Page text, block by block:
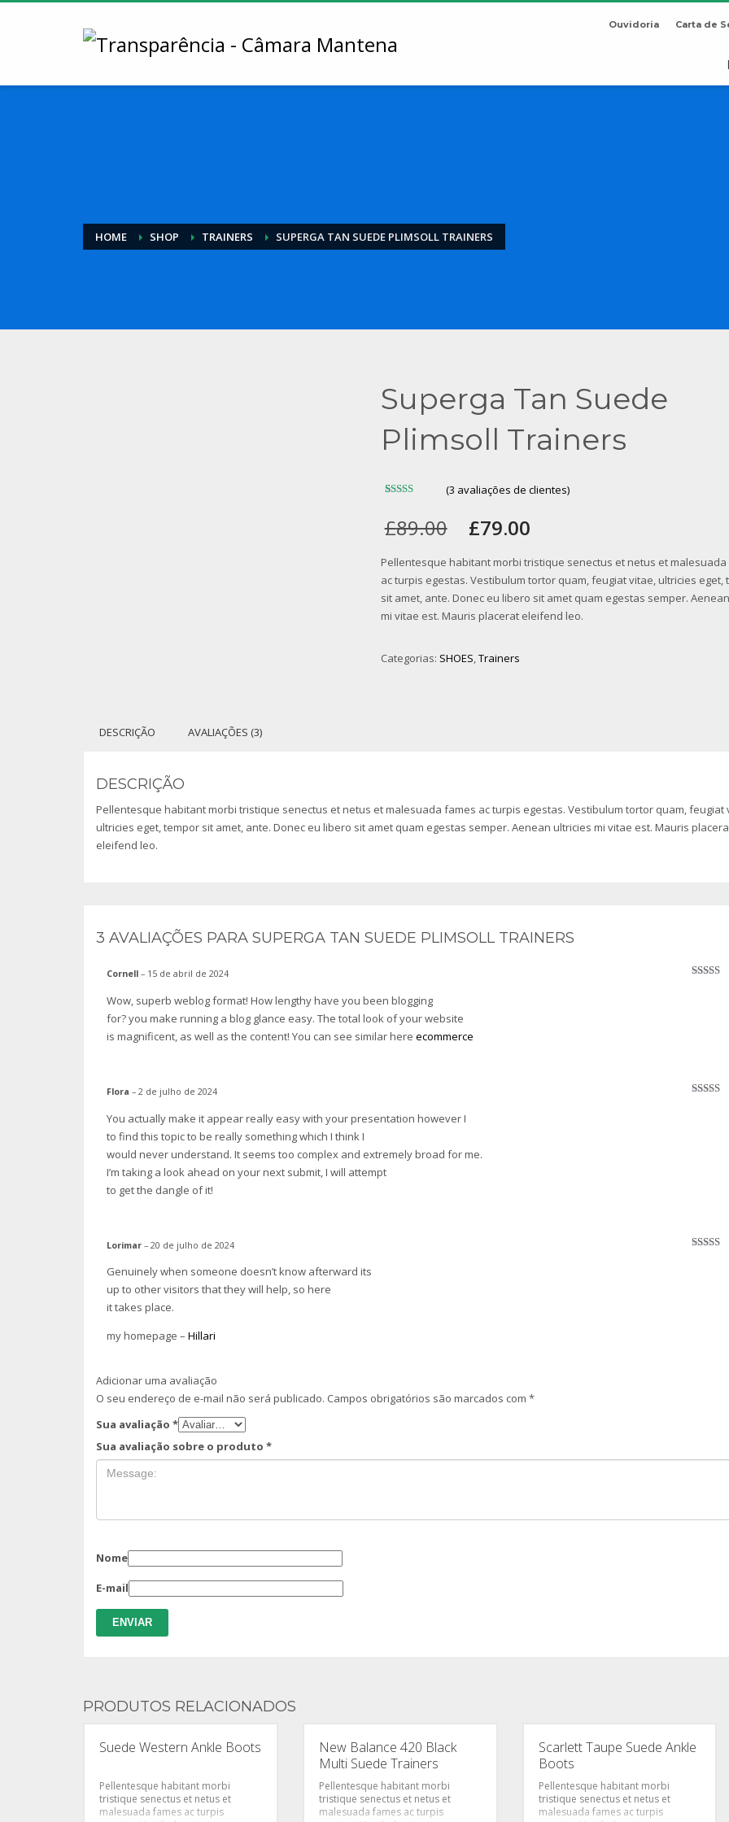
Ouvidoria Carta de
HOME SHOP TRAINERS SUPERGA TAN SUEDE PLIMSOLL TRAINERS
Superga Tan Suede
Plimsoll Trainers
4.00de 5,
com
em
avaliações
de
clientes
(3 avaliações de clientes)
£89.00 O
original
era:
£89.00.
£79.00
atual
é:
£79.00.
Pellentesque habitant morbi tristique senectus et netus et
ac turpis egestas. Vestibulum tortor quam, feugiat vitae, ultricies eget,
sit amet, ante. Donec eu libero sit amet quam egestas semper.
mi vitae est. Mauris placerat eleifend leo.
Categorias: SHOES,Trainers
DESCRIÇÃO AVALIAÇÕES (3)
DESCRIÇÃO
Pellentesque habitant morbi tristique senectus et netus et malesuada fames ac turpis egestas. Vestibulum tortor quam, feugiat
ultricies eget, tempor sit amet, ante. Donec eu libero sit amet quam egestas semper. Aenean ultricies mi vitae est. Mauris
eleifend leo.
3 AVALIAÇÕES PARA SUPERGA TAN SUEDE PLIMSOLL TRAINERS
Cornell – 15 de abril de 2024
Wow, superb weblog format! How lengthy have you been blogging
for? you make running a blog glance easy. The total look of your website
is magnificent, as well as the content! You can see similar here ecommerce
Flora – 2 de julho de 2024
You actually make it appear really easy with your presentation however I
to find this topic to be really something which I think I
would never understand. It seems too complex and extremely broad for me.
I’m taking a look ahead on your next submit, I will attempt
to get the dangle of it!
Lorimar – 20 de julho de 2024
Genuinely when someone doesn’t know afterward its
up to other visitors that they will help, so here
it takes place.
my homepage – Hillari
Adicionar uma avaliação
O seu endereço de e-mail não será publicado. Campos obrigatórios são marcados com *
Sua avaliação *
Sua avaliação sobre o produto *
Nome
E-mail
PRODUTOS RELACIONADOS
Suede Western Ankle Boots
Pellentesque habitant morbi
tristique senectus et netus et
malesuada fames ac turpis
New Balance 420 Black
Multi Suede Trainers
Pellentesque habitant morbi
tristique senectus et netus et
malesuada fames ac turpis
Scarlett Taupe Suede Ankle
Boots
Pellentesque habitant morbi
tristique senectus et netus et
malesuada fames ac turpis